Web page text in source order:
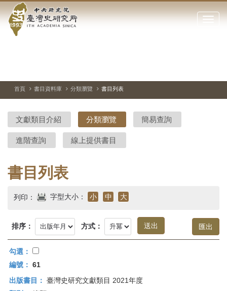
到中
央
院-
臺
灣
史
研
究
首
頁
點
閉
站
停、
圖
圖
結
首頁 書目資料庫 分類瀏覽 書目列表
文獻類目介紹 分類瀏覽 簡易查詢
進階查詢 線上提供書目
書目列表
列印： 字型大小： 小 中 大
排序： 方式：
勾選：
編號： 61
出版書目： 臺灣史研究文獻類目 2021年度